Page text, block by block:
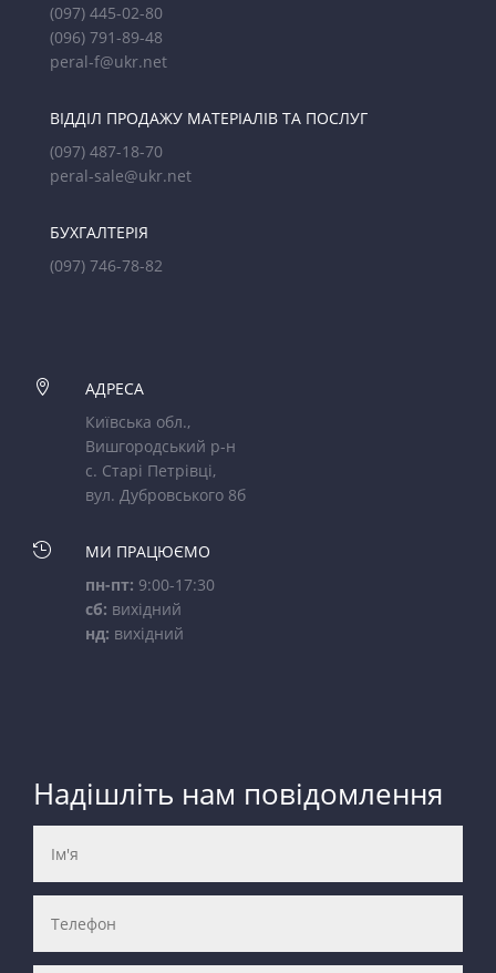
(097) 445-02-80
(096) 791-89-48
peral-f@ukr.net
ВІДДІЛ ПРОДАЖУ МАТЕРІАЛІВ ТА ПОСЛУГ
(097) 487-18-70
peral-sale@ukr.net
БУХГАЛТЕРІЯ
(097) 746-78-82

АДРЕСА
Київська обл.,
Вишгородський р-н
с. Старі Петрівці,
вул. Дубровського 8б

МИ ПРАЦЮЄМО
пн-пт: 9:00-17:30
сб: вихідний
нд: вихідний
Надішліть нам повідомлення